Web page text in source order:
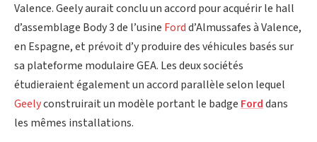
Valence. Geely aurait conclu un accord pour acquérir le hall
d’assemblage Body 3 de l’usine Fordd’Almussafes à Valence,
en Espagne, et prévoit d’y produire des véhicules basés sur
sa plateforme modulaire GEA. Les deux sociétés
étudieraient également un accord parallèle selon lequel
Geelyconstruirait un modèle portant le badge Forddans
les mêmes installations.